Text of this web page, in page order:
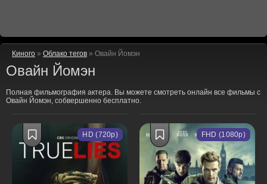
Киного » Облако тегов » Овайн Йомэн
Овайн Йомэн
Полная фильмография актера. Вы можете смотреть онлайн все фильмы с
Овайн Йомэн, собвершенно бесплатно.
HD (720p) FHD (1080p)